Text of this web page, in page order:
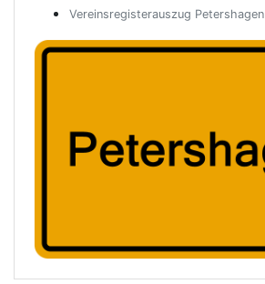
Vereinsregisterauszug Petershagen